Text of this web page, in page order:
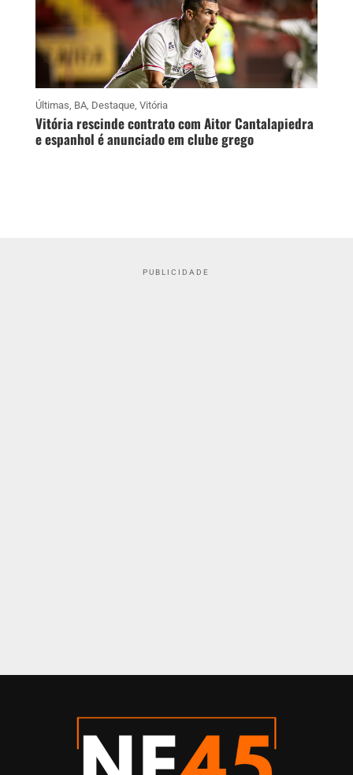
Últimas BA, Destaque, Vitória
Vitória rescinde contrato com Aitor Cantalapiedra
e espanhol é anunciado em clube grego
PUBLICIDADE